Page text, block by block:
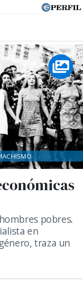
pobres.
en
traza un